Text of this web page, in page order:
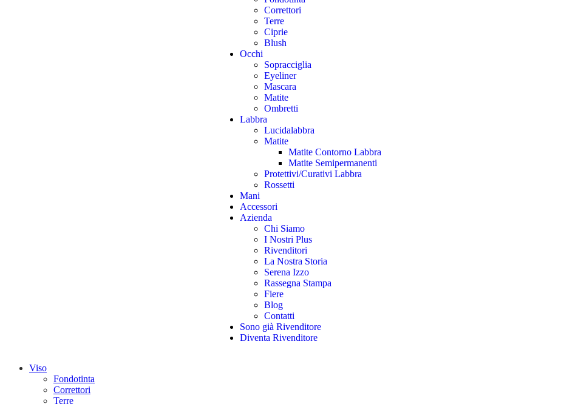
Correttori
Terre
Ciprie
Blush
Occhi
Sopracciglia
Eyeliner
Mascara
Matite
Ombretti
Labbra
Lucidalabbra
Matite
Matite Contorno Labbra
Matite Semipermanenti
Protettivi/Curativi Labbra
Rossetti
Mani
Accessori
Azienda
Chi Siamo
I Nostri Plus
Rivenditori
La Nostra Storia
Serena Izzo
Rassegna Stampa
Fiere
Blog
Contatti
Sono già Rivenditore
Diventa Rivenditore
Viso
Fondotinta
Correttori
Terre